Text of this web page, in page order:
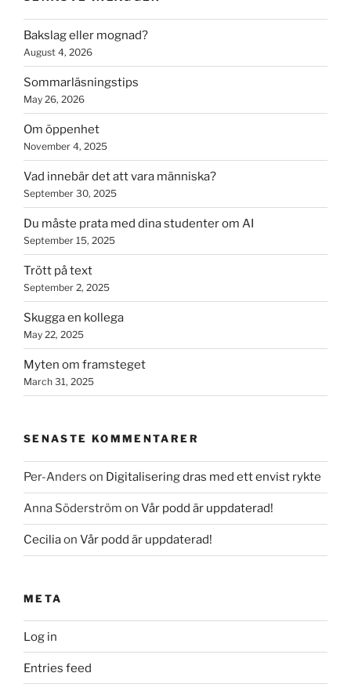
Bakslag eller mognad?
August 4, 2026
Sommarläsningstips
May 26, 2026
Om öppenhet
November 4, 2025
Vad innebär det att vara människa?
September 30, 2025
Du måste prata med dina studenter om AI
September 15, 2025
Trött på text
September 2, 2025
Skugga en kollega
May 22, 2025
Myten om framsteget
March 31, 2025
SENASTE KOMMENTARER
Per-Anders on Digitalisering dras med ett envist rykte
Anna Söderström on Vår podd är uppdaterad!
Ceciliaon Vår podd är uppdaterad!
META
Log in
Entries feed